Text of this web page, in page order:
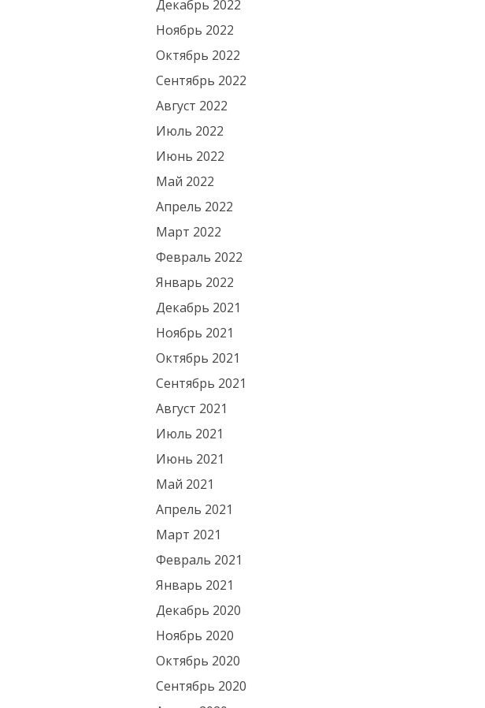
Декабрь 2022
Ноябрь 2022
Октябрь 2022
Сентябрь 2022
Август 2022
Июль 2022
Июнь 2022
Май 2022
Апрель 2022
Март 2022
Февраль 2022
Январь 2022
Декабрь 2021
Ноябрь 2021
Октябрь 2021
Сентябрь 2021
Август 2021
Июль 2021
Июнь 2021
Май 2021
Апрель 2021
Март 2021
Февраль 2021
Январь 2021
Декабрь 2020
Ноябрь 2020
Октябрь 2020
Сентябрь 2020